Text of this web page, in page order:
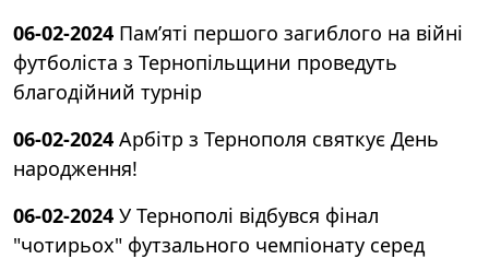
06-02-2024 Пам’яті першого загиблого на війні
футболіста з Тернопільщини проведуть
благодійний турнір
06-02-2024 Арбітр з Тернополя святкує День
народження!
06-02-2024 У Тернополі відбувся фінал
"чотирьох" футзального чемпіонату серед